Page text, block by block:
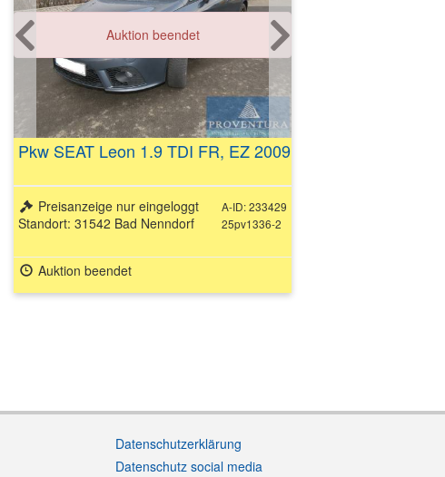
Auktion beendet
Pkw SEAT Leon 1.9 TDI FR, EZ 2009
A-ID: 233429
25pv1336-2
Preisanzeige nur eingeloggt
Standort: 31542 Bad Nenndorf
Auktion beendet
Datenschutzerklärung
Datenschutz social media